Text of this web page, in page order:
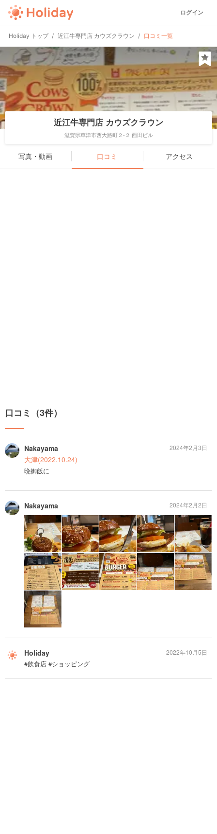
ログイン
Holiday トップ 近江牛専門店 カウズクラウン 口コミ一覧
近江牛専門店 カウズクラウン
滋賀県草津市西大路町２-２ 西田ビル
写真・動画 口コミ アクセス
口コミ（3件）
Nakayama
大津(2022.10.24)
晩御飯に
2024年2月3日
Nakayama 2024年2月2日
Holiday
#飲食店 #ショッピング
2022年10月5日